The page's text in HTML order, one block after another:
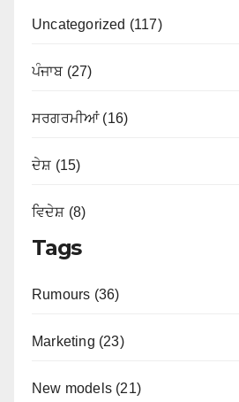
Uncategorized (117)
ਪੰਜਾਬ (27)
ਸਰਗਰਮੀਆਂ (16)
ਦੇਸ਼ (15)
ਵਿਦੇਸ਼ (8)
Tags
Rumours (36)
Marketing (23)
New models (21)